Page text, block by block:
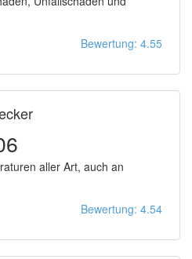
Bewertung: 4.55
aller Art, auch an
Bewertung: 4.54